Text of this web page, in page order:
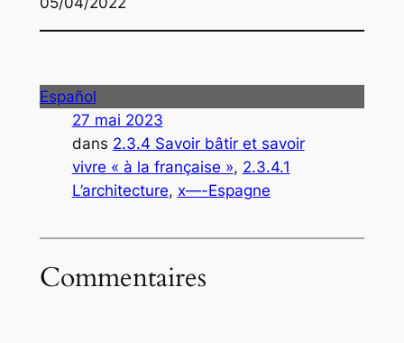
Español
27 mai 2023
dans 2.3.4 Savoir bâtir et savoir
vivre « à la française », 2.3.4.1
L’architecture, x—-Espagne
Commentaires